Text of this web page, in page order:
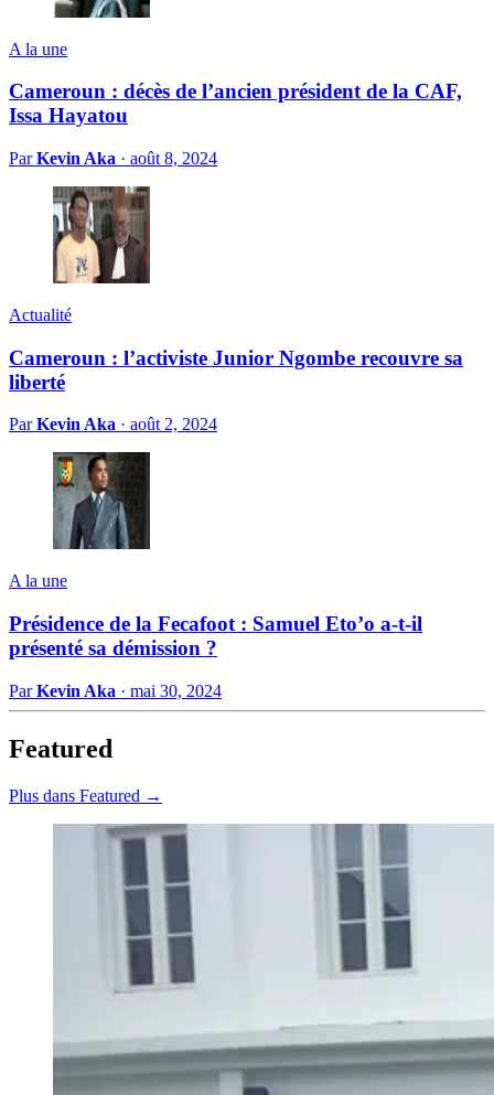
A la une
Cameroun : décès de l’ancien président de la CAF,
Issa Hayatou
ParKevin Aka · août 8, 2024
Actualité
Cameroun : l’activiste Junior Ngombe recouvre sa
liberté
ParKevin Aka · août 2, 2024
A la une
Présidence de la Fecafoot : Samuel Eto’o a-t-il
présenté sa démission ?
ParKevin Aka · mai 30, 2024
Featured
Plus dans Featured →